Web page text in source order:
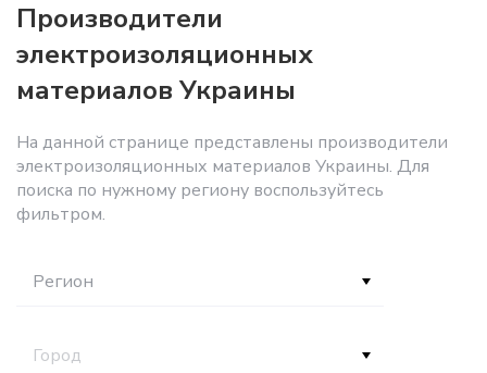
Производители
электроизоляционных
материалов Украины
На данной странице представлены производители
электроизоляционных материалов Украины. Для
поиска по нужному региону воспользуйтесь
фильтром.
Регион
Город